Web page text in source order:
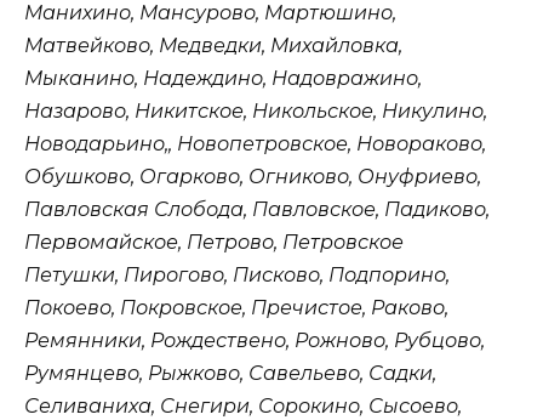
Манихино, Мансурово, Мартюшино,
Матвейково, Медведки, Михайловка,
Мыканино, Надеждино, Надовражино,
Назарово, Никитское, Никольское, Никулино,
Новодарьино,, Новопетровское, Новораково,
Обушково, Огарково, Огниково, Онуфриево,
Павловская Слобода, Павловское, Падиково,
Первомайское, Петрово, Петровское
Петушки, Пирогово, Писково, Подпорино,
Покоево, Покровское, Пречистое, Раково,
Ремянники, Рождествено, Рожново, Рубцово,
Румянцево, Рыжково, Савельево, Садки,
Селиваниха, Снегири, Сорокино, Сысоево,